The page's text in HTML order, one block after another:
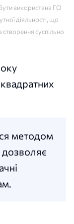
використана ГО
діяльності, що
суспільно
методом